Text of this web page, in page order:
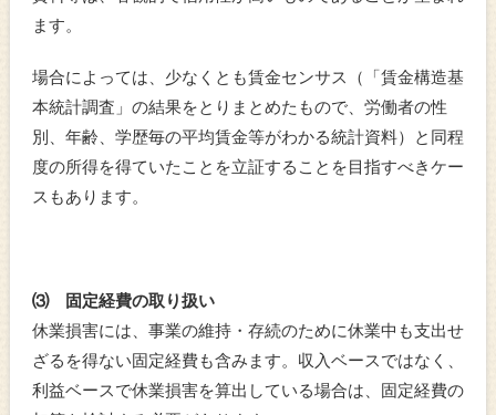
ます。
場合によっては、少なくとも賃金センサス（「賃金構造基
本統計調査」の結果をとりまとめたもので、労働者の性
別、年齢、学歴毎の平均賃金等がわかる統計資料）と同程
度の所得を得ていたことを立証することを目指すべきケー
スもあります。
⑶ 固定経費の取り扱い
休業損害には、事業の維持・存続のために休業中も支出せ
ざるを得ない固定経費も含みます。収入ベースではなく、
利益ベースで休業損害を算出している場合は、固定経費の